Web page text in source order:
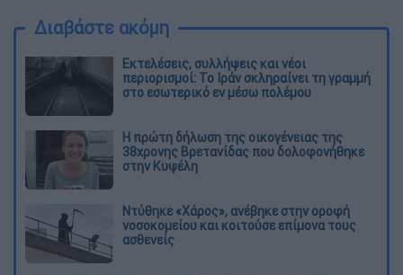
Διαβάστε ακόμη
Εκτελέσεις, συλλήψεις και νέοι
περιορισμοί: Το Ιράν σκληραίνει τη γραμμή
στο εσωτερικό εν μέσω πολέμου
Η πρώτη δήλωση της οικογένειας της
38χρονης Βρετανίδας που δολοφονήθηκε
στην Κυψέλη
Ντύθηκε «Χάρος», ανέβηκε στην οροφή
νοσοκομείου και κοιτούσε επίμονα τους
ασθενείς